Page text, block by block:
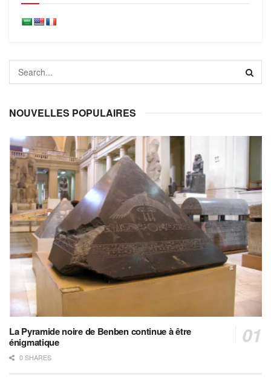
NOUVELLES POPULAIRES
La Pyramide noire de Benben continue à être
énigmatique
0 SHARES